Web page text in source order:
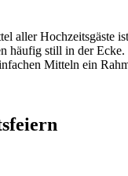
Hochzeitsgäste
häufig still in der
Mitteln ein